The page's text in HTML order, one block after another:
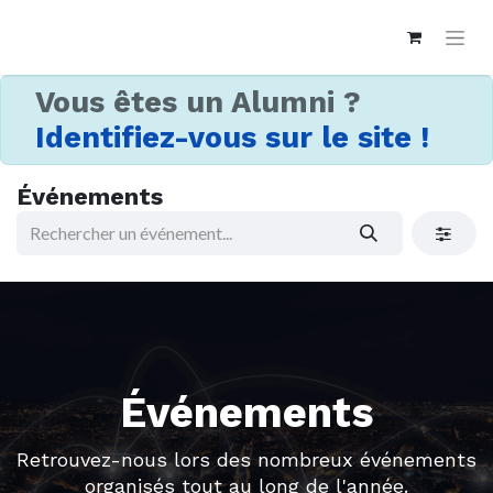
Vous êtes un Alumni ?
Identifiez-vous sur le site !
Événements
Événements
Retrouvez-nous lors des nombreux événements
organisés tout au long de l'année.